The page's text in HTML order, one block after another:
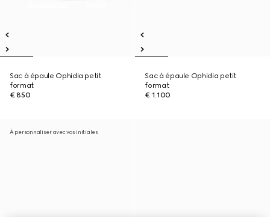
Sac à épaule Ophidia petit
format
€ 850
Sac à épaule Ophidia petit
format
€ 1.100
À personnaliser avec vos initiales